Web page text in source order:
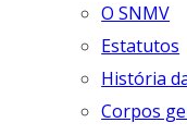
O SNMV
Estatutos
História
Corpos